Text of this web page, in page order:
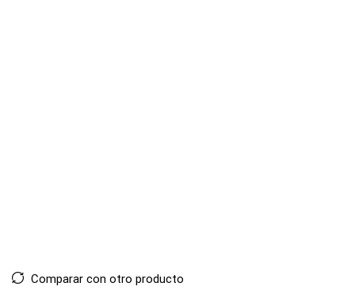
Comparar con otro producto